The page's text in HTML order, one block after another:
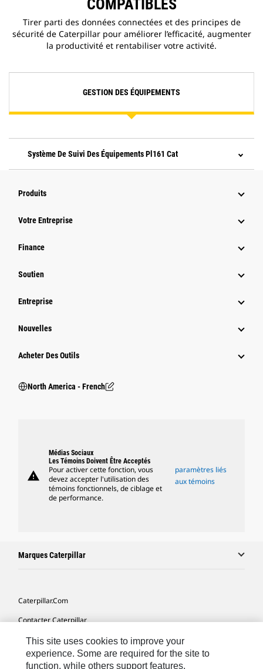
COMPATIBLES
Tirer parti des données connectées et des principes de
sécurité de Caterpillar pour améliorer l’efficacité, augmenter
la productivité et rentabiliser votre activité.
GESTION DES ÉQUIPEMENTS
Système De Suivi Des Équipements Pl161 Cat
Produits
Votre Entreprise
Finance
Soutien
Entreprise
Nouvelles
Acheter Des Outils
North America - French
warning
Médias Sociaux
Les Témoins Doivent Être Acceptés
Pour activer cette fonction, vous
devez accepter l'utilisation des
témoins fonctionnels, de ciblage et
de performance.
paramètres liés
aux témoins
Marques Caterpillar
Caterpillar.com
Contacter Caterpillar
Mes Préférences Marketing
Plan Du Site
This site uses cookies to improve your
experience. Some are required for the site to
function, while others support features,